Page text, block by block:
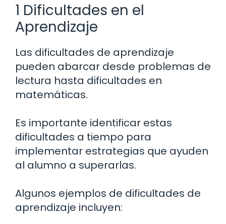
1 Dificultades en el
Aprendizaje
Las dificultades de aprendizaje
pueden abarcar desde problemas de
lectura hasta dificultades en
matemáticas.
Es importante identificar estas
dificultades a tiempo para
implementar estrategias que ayuden
al alumno a superarlas.
Algunos ejemplos de dificultades de
aprendizaje incluyen: